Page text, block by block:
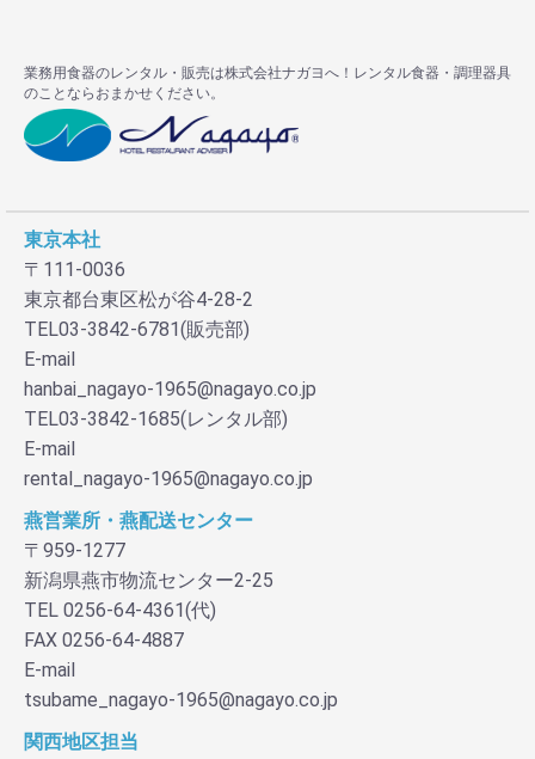
お買い物を続ける
業務用食器のレンタル・販売は株式会社ナガヨへ！レンタル食器・調理器具
のことならおまかせください。
東京本社
〒111-0036
東京都台東区松が谷4-28-2
TEL03-3842-6781(販売部)
E-mail
hanbai_nagayo-1965@nagayo.co.jp
TEL03-3842-1685(レンタル部)
E-mail
rental_nagayo-1965@nagayo.co.jp
燕営業所・燕配送センター
〒959-1277
新潟県燕市物流センター2-25
TEL 0256-64-4361(代)
FAX 0256-64-4887
E-mail
tsubame_nagayo-1965@nagayo.co.jp
関西地区担当